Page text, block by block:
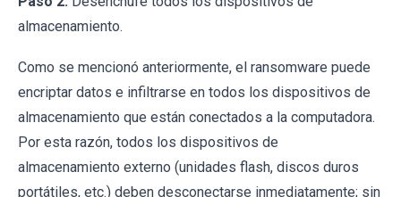
almacenamiento.
Como se mencionó anteriormente, el ransomware puede
encriptar datos e infiltrarse en todos los dispositivos de
almacenamiento que están conectados a la computadora.
Por esta razón, todos los dispositivos de
almacenamiento externo (unidades flash, discos duros
portátiles, etc.) deben desconectarse inmediatamente; sin